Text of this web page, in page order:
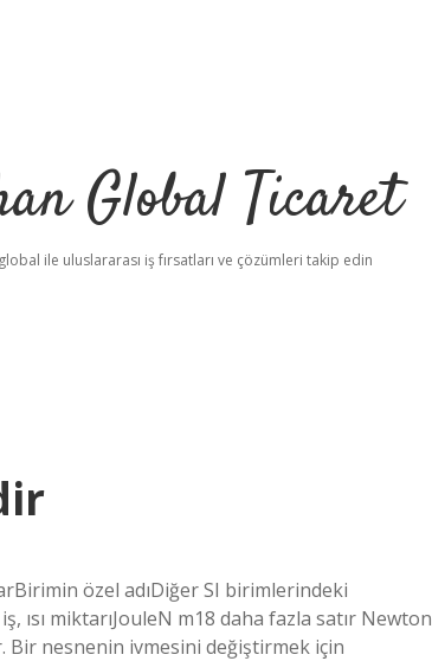
Global Ticaret
ile uluslararası iş fırsatları ve çözümleri takip edin
özel adıDiğer SI birimlerindeki
ısı miktarıJouleN m18 daha fazla satır Newton
nesnenin ivmesini değiştirmek için